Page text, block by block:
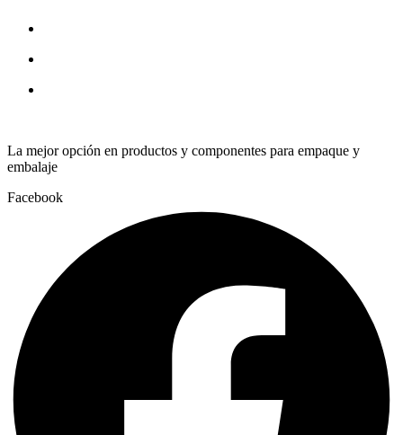
La mejor opción en productos y componentes para empaque y
embalaje
Facebook